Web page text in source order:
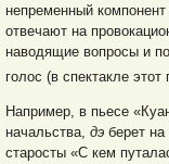
непременный
отвечают на
наводящие вопросы и
голос (в спектакле
Например, в пьесе
начальства, дэ берет
старосты «С кем